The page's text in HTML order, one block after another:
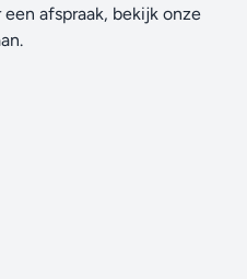
afspraak, bekijk onze